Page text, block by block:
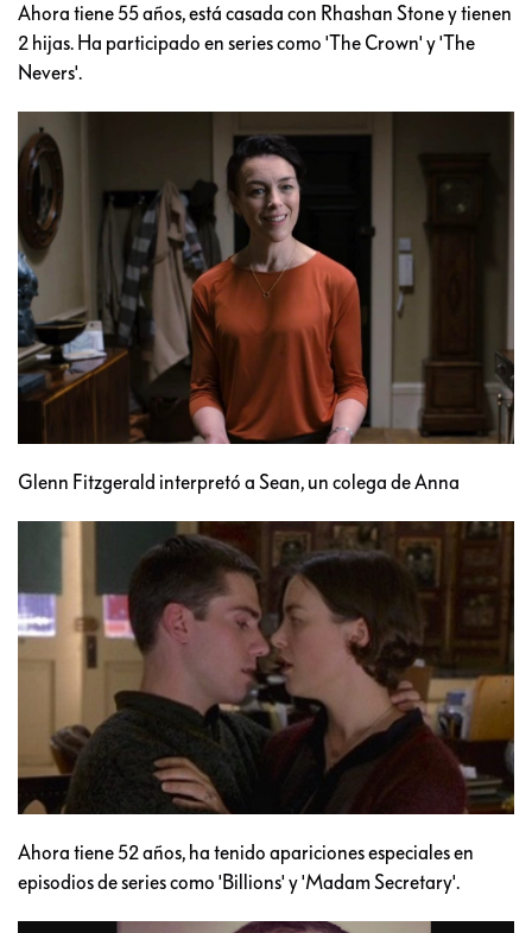
Ahora tiene 55 años, está casada con Rhashan Stone y tienen
2 hijas. Ha participado en series como 'The Crown' y 'The
Nevers'.
Glenn Fitzgerald interpretó a Sean, un colega de Anna
Ahora tiene 52 años, ha tenido apariciones especiales en
episodios de series como 'Billions' y 'Madam Secretary'.